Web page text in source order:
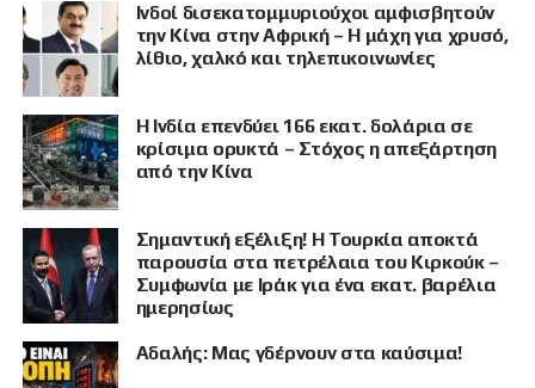
Ινδοί δισεκατομμυριούχοι αμφισβητούν
την Κίνα στην Αφρική – Η μάχη για χρυσό,
λίθιο, χαλκό και τηλεπικοινωνίες
Η Ινδία επενδύει 166 εκατ. δολάρια σε
κρίσιμα ορυκτά – Στόχος η απεξάρτηση
από την Κίνα
Σημαντική εξέλιξη! Η Τουρκία αποκτά
παρουσία στα πετρέλαια του Κιρκούκ –
Συμφωνία με Ιράκ για ένα εκατ. βαρέλια
ημερησίως
Αδαλής: Μας γδέρνουν στα καύσιμα!